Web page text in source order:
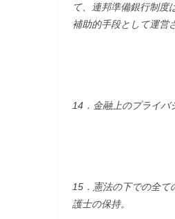
て、連邦準備銀行制度
補助的手段として運営
14．金融上のプライバ
15．憲法の下での全て
護士の保持。